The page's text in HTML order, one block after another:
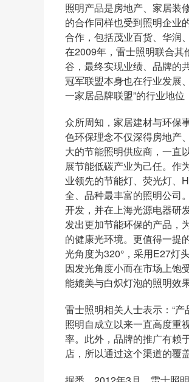
照明产品是房地产、家居装
的合作同样也受到照明企业
合作，包括茂业百货、华润
在2009年，雷士照明联合其
谷，最终实现业绩、品牌的
冠军联盟本身也在行业发展
一家居品牌联盟”的行业地位
众所周知，家居建材与环保
色环保理念不仅深得房地产
大的节能照明供应商，一直
展节能低碳产业为己任。作
业领先的节能灯、荧光灯、
全、品种最丰富的照明公司
开发，并在上海光源电器研
发出更加节能环保的产品，
的健康光环境。更值得一提
光角度为320°，采用E27灯
因发光角度小而在市场上饱
能媲美与白炽灯泡的照明效果
雷士照明相关人士表示：“
照明自成立以来一直高度重
率。此外，品牌的推广有赖
店，所以通过这个渠道的覆